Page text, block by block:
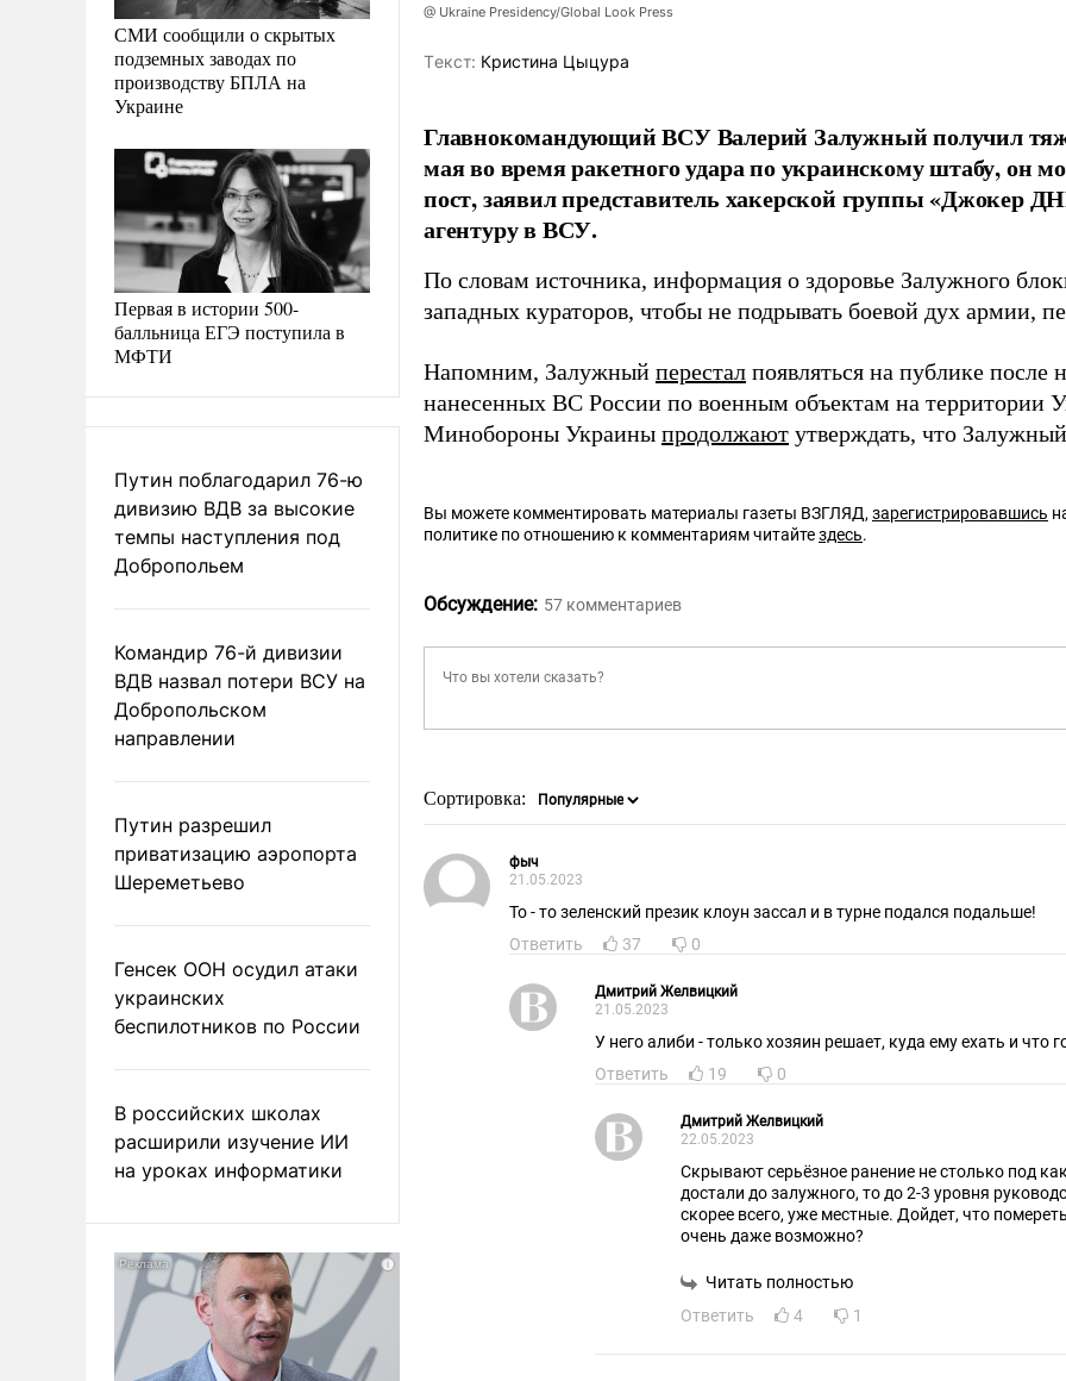
СМИ сообщили о скрытых
подземных заводах по
производству БПЛА на
Украине
Первая в истории 500-
балльница ЕГЭ поступила в
МФТИ
Путин поблагодарил 76-ю
дивизию ВДВ за высокие
темпы наступления под
Добропольем
Командир 76-й дивизии
ВДВ назвал потери ВСУ на
Добропольском
направлении
Путин разрешил
приватизацию аэропорта
Шереметьево
Генсек ООН осудил атаки
украинских
беспилотников по России
В российских школах
расширили изучение ИИ
на уроках информатики
@ Ukraine Presidency/Global Look Press
Tекст: Кристина Цыцура
Главнокомандующий ВСУ Валерий Залужный получил
мая во время ракетного удара по украинскому штабу, он
пост, заявил представитель хакерской группы «Джокер
агентуру в ВСУ.
По словам источника, информация о здоровье Залужного
западных кураторов, чтобы не подрывать боевой дух армии,
Напомним, Залужный перестал появляться на публике после
нанесенных ВС России по военным объектам на территории
Минобороны Украины продолжают утверждать, что
Вы можете комментировать материалы газеты ВЗГЛЯД,зарегистрировавшись
политике по отношению к комментариям читайтездесь.
Обсуждение: 57 комментариев
Сортировка:
фыч
21.05.2023
То - то зеленский презик клоун зассал и в турне подался подальше!
Ответить
37 0
Дмитрий Желвицкий
21.05.2023
У него алиби - только хозяин решает, куда ему ехать и что
Ответить
19 0
Дмитрий Желвицкий
22.05.2023
Скрывают серьёзное ранение не столько под
достали до залужного, то до 2-3 уровня
скорее всего, уже местные. Дойдет, что
очень даже возможно?
Читать полностью
Ответить
4 1